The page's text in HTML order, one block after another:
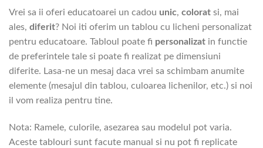
Vrei sa ii oferi educatoarei un cadou unic, colorat si, mai
ales, diferit? Noi iti oferim un tablou cu licheni personalizat
pentru educatoare. Tabloul poate fi personalizat in functie
de preferintele tale si poate fi realizat pe dimensiuni
diferite. Lasa-ne un mesaj daca vrei sa schimbam anumite
elemente (mesajul din tablou, culoarea lichenilor, etc.) si noi
il vom realiza pentru tine.
Nota: Ramele, culorile, asezarea sau modelul pot varia.
Aceste tablouri sunt facute manual si nu pot fi replicate